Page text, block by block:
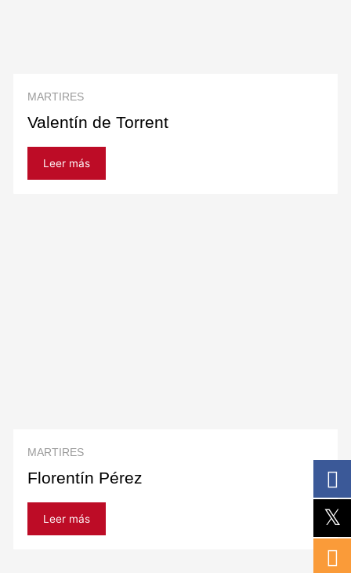
MARTIRES
Valentín de Torrent
Leer más
MARTIRES
Florentín Pérez
Leer más